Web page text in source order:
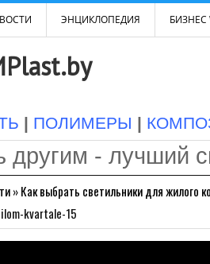
ЭНЦИКЛОПЕДИЯ БИЗНЕС
| ПОЛИМЕРЫ |
- лучший
»Как выбрать светильники для жилого
kvartale-15